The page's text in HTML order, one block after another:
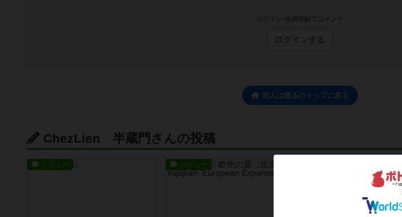
ログイン/会員登録でコメント
ログインする
犯人は踊るのトップに戻る
ChezLien 半蔵門さんの投稿
レビュー レビュー